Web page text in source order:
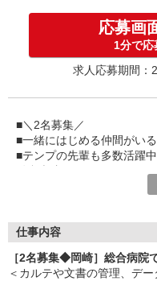
応募画
1分で
求人応募期間：
■＼2名募集／
■一緒にはじめる仲間がい
■テンプの先輩も多数活躍
■バックヤード業務なので
■安定感バツグンの環境で長
仕事内容
［2名募集◆岡崎］総合病院
＜カルテや文書の管理、デ